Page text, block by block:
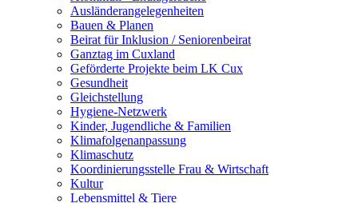
Ausländerangelegenheiten
Bauen & Planen
Beirat für Inklusion / Seniorenbeirat
Ganztag im Cuxland
Geförderte Projekte beim LK Cux
Gesundheit
Gleichstellung
Hygiene-Netzwerk
Kinder, Jugendliche & Familien
Klimafolgenanpassung
Klimaschutz
Koordinierungsstelle Frau & Wirtschaft
Kultur
Lebensmittel & Tiere